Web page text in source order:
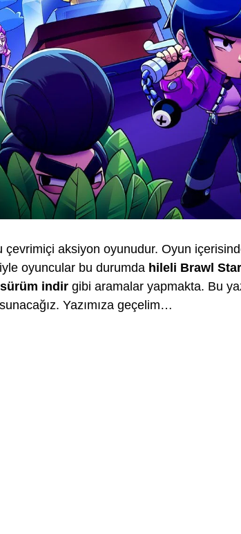
çevrimiçi aksiyon oyunudur. Oyun
oyuncular bu durumda hileli Brawl
indir gibi aramalar yapmakta. Bu
Yazımıza geçelim…